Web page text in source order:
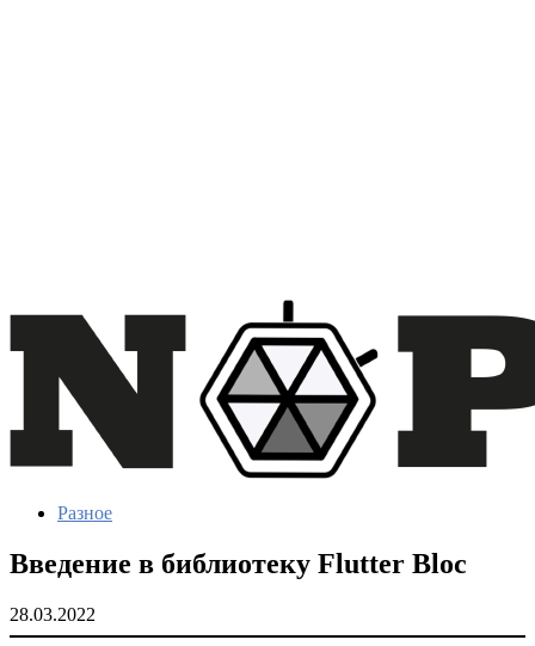
Разное
Введение в библиотеку Flutter Bloc
28.03.2022